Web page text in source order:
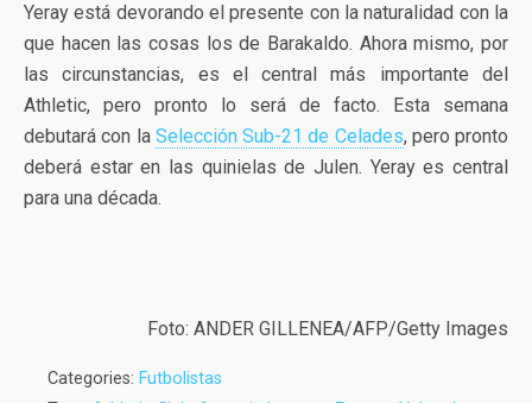
Yeray está devorando el presente con la naturalidad con la
que hacen las cosas los de Barakaldo. Ahora mismo, por
las circunstancias, es el central más importante del
Athletic, pero pronto lo será de facto. Esta semana
debutará con la Selección Sub-21 de Celades, pero pronto
deberá estar en las quinielas de Julen. Yeray es central
para una década.
Foto: ANDER GILLENEA/AFP/Getty Images
Categories: Futbolistas